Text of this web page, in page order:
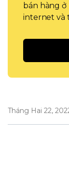
bán hàng ở
internet và
Tháng Hai 22,